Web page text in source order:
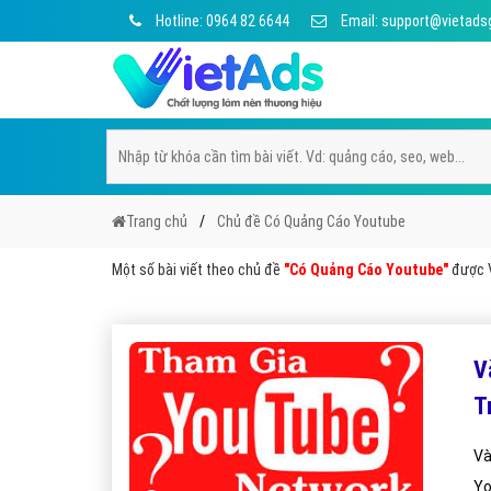
Hotline: 0964 82 6644 Email:
Trang chủ Chủ đề Có Quảng Cáo Youtube
Một số bài viết theo chủ đề "Có Quảng Cáo Youtube"được